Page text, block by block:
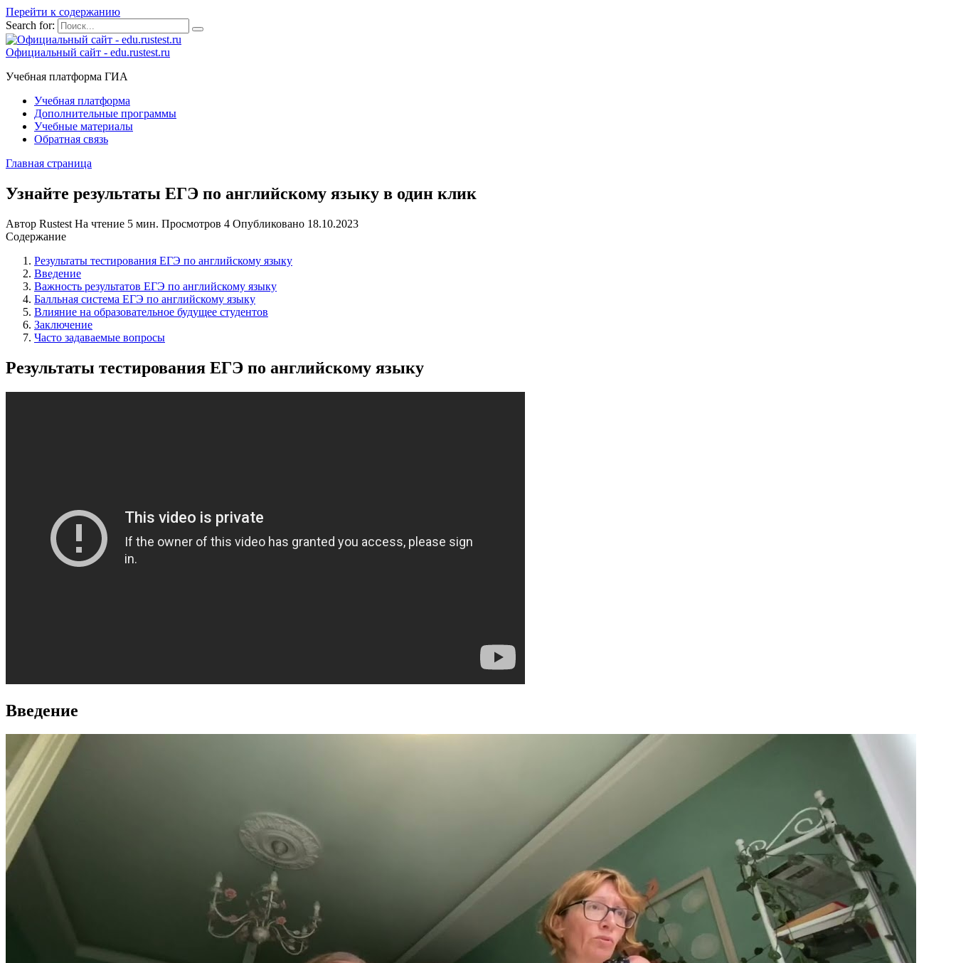
Перейти к содержанию
Search for:
Официальный сайт - edu.rustest.ru
Учебная платформа ГИА
Учебная платформа
Дополнительные программы
Учебные материалы
Обратная связь
Главная страница
Узнайте результаты ЕГЭ по английскому языку в один клик
Автор Rustest На чтение 5 мин. Просмотров 4 Опубликовано 18.10.2023
Содержание
Результаты тестирования ЕГЭ по английскому языку
Введение
Важность результатов ЕГЭ по английскому языку
Балльная система ЕГЭ по английскому языку
Влияние на образовательное будущее студентов
Заключение
Часто задаваемые вопросы
Результаты тестирования ЕГЭ по английскому языку
Введение